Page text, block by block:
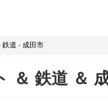
鉄道 - 成田市
＆ 鉄道 ＆